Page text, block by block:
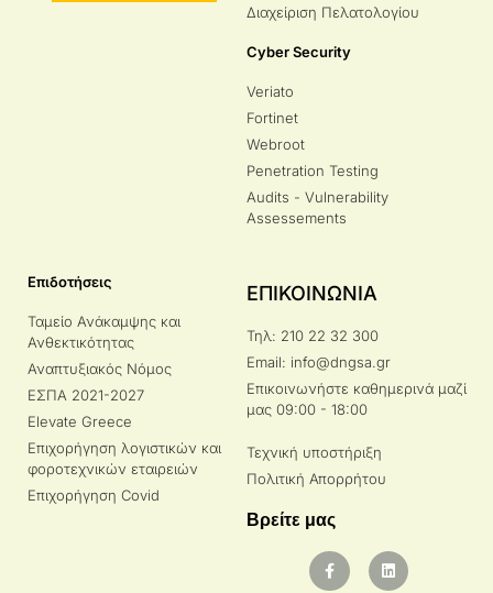
Διαχείριση Πελατολογίου
Cyber Security
Veriato
Fortinet
Webroot
Penetration Testing
Audits - Vulnerability
Assessements
Επιδοτήσεις
Ταμείο Ανάκαμψης και
Ανθεκτικότητας
Αναπτυξιακός Νόμος
ΕΣΠΑ 2021-2027
Elevate Greece
Επιχορήγηση λογιστικών και
φοροτεχνικών εταιρειών
Επιχορήγηση Covid
ΕΠΙΚΟΙΝΩΝΙΑ
Τηλ: 210 22 32 300
Email: info@dngsa.gr
Επικοινωνήστε καθημερινά μαζί
μας 09:00 - 18:00
Τεχνική υποστήριξη
Πολιτική Απορρήτου
Βρείτε μας